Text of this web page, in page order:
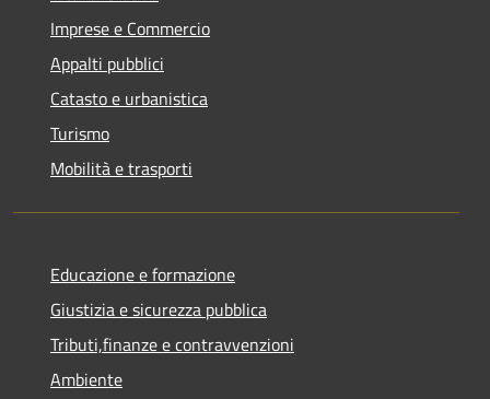
Imprese e Commercio
Appalti pubblici
Catasto e urbanistica
Turismo
Mobilità e trasporti
Educazione e formazione
Giustizia e sicurezza pubblica
Tributi,finanze e contravvenzioni
Ambiente